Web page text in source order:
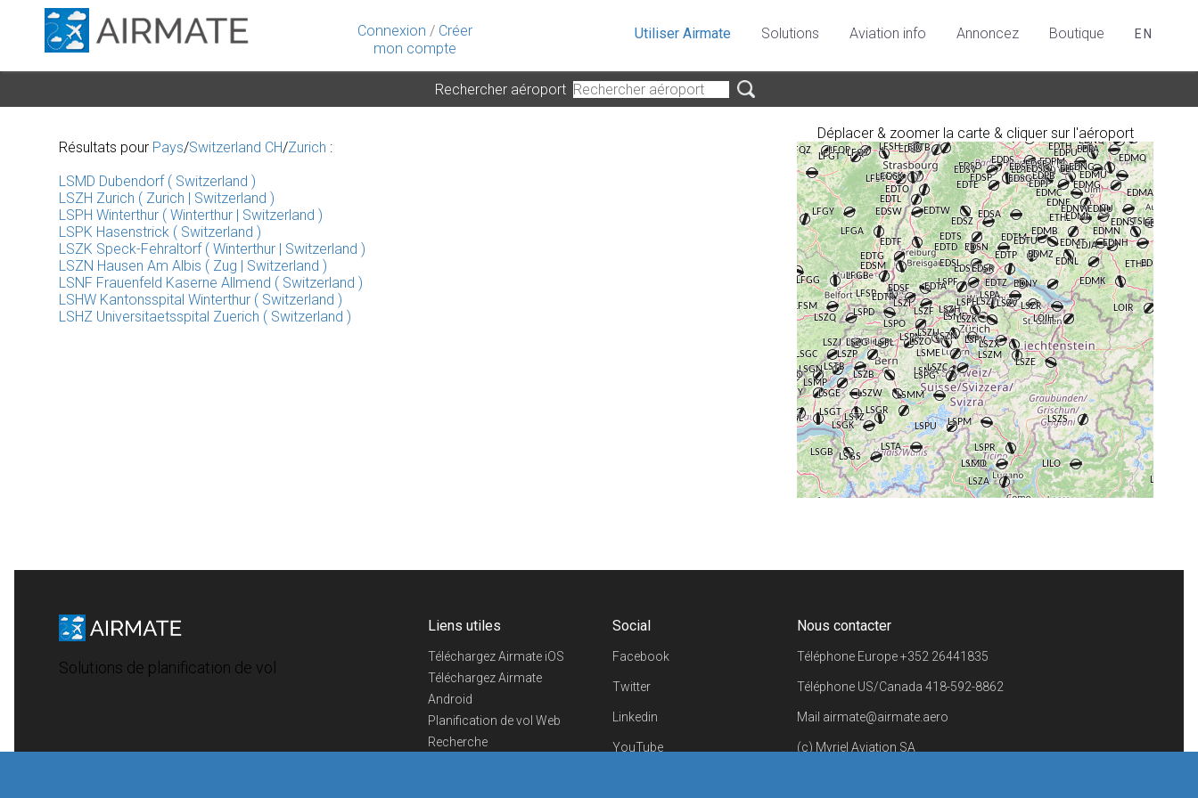
Connexion / Créer
mon compte
Utiliser Airmate Solutions Aviation info Annoncez Boutique EN
Rechercher aéroport
Déplacer & zoomer la carte & cliquer sur l'aéroport
©OpenStreetMapcontributors.
Résultats pour Pays/Switzerland CH/Zurich :
LSMD Dubendorf ( Switzerland )
LSZH Zurich ( Zurich | Switzerland )
LSPH Winterthur ( Winterthur | Switzerland )
LSPK Hasenstrick ( Switzerland )
LSZK Speck-Fehraltorf ( Winterthur | Switzerland )
LSZN Hausen Am Albis ( Zug | Switzerland )
LSNF Frauenfeld Kaserne Allmend ( Switzerland )
LSHW Kantonsspital Winterthur ( Switzerland )
LSHZ Universitaetsspital Zuerich ( Switzerland )
Solutions de planification de vol
Liens utiles
Téléchargez Airmate iOS
Téléchargez Airmate
Android
Planification de vol Web
Recherche
Social
Facebook
Twitter
Linkedin
YouTube
Nous contacter
Téléphone Europe+352 26441835
Téléphone US/Canada 418-592-8862
Mail airmate@airmate.aero
(c) Myriel Aviation SA